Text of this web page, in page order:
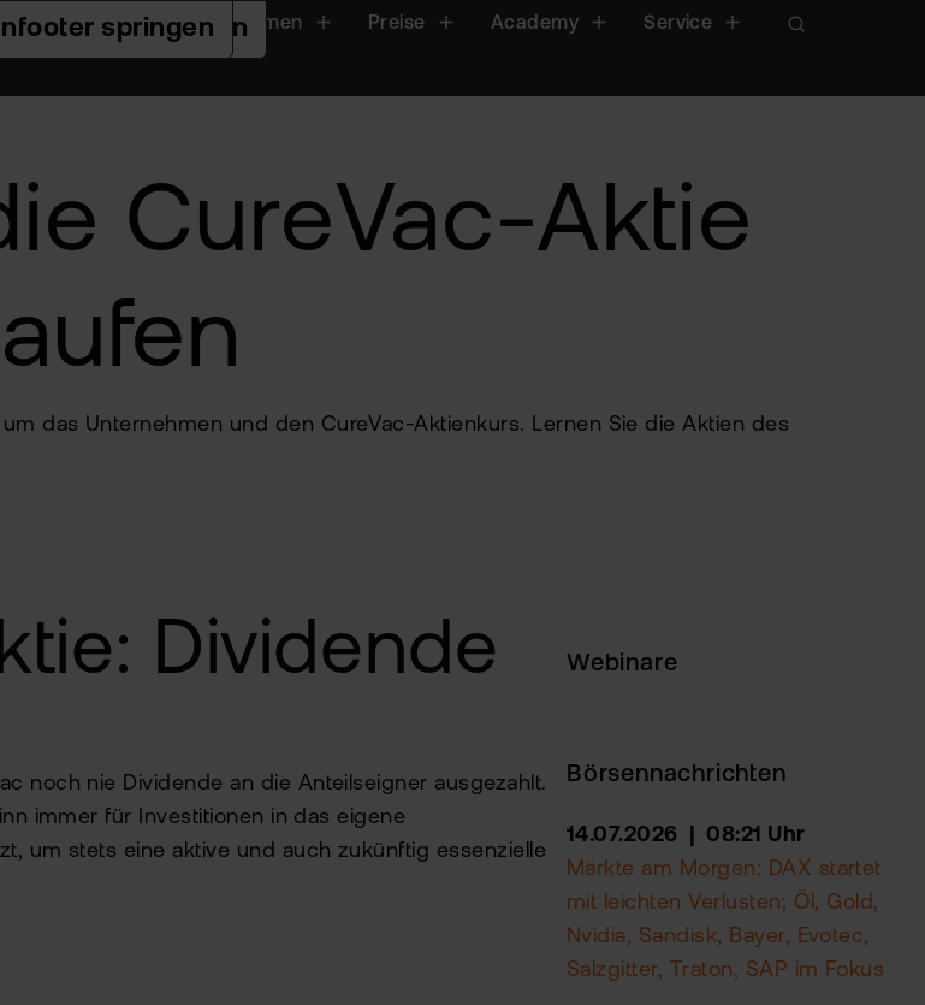
springen
springen
springen
Handeln Plattformen Preise Academy Service
CureVac-Aktie
das Unternehmen und den CureVac-Aktienkurs. Lernen Sie die Aktien des
Dividende
noch nie Dividende an die Anteilseigner ausgezahlt.
immer für Investitionen in das eigene
um stets eine aktive und auch zukünftig essenzielle
Webinare
Börsennachrichten
14.07.2026 | 08:21 Uhr
Märkte am Morgen: DAX startet
mit leichten Verlusten; Öl, Gold,
Nvidia, Sandisk, Bayer, Evotec,
Salzgitter, Traton, SAP im Fokus